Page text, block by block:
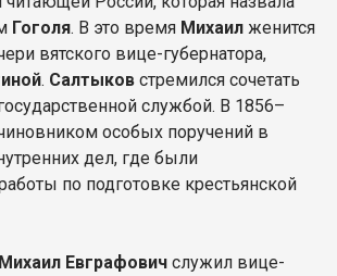
Гоголя. В это время Михаил женится
вятского вице-губернатора,
. Салтыков стремился сочетать
службой. В 1856–
особых поручений в
дел, где были
по подготовке крестьянской
Михаил Евграфович служил вице-